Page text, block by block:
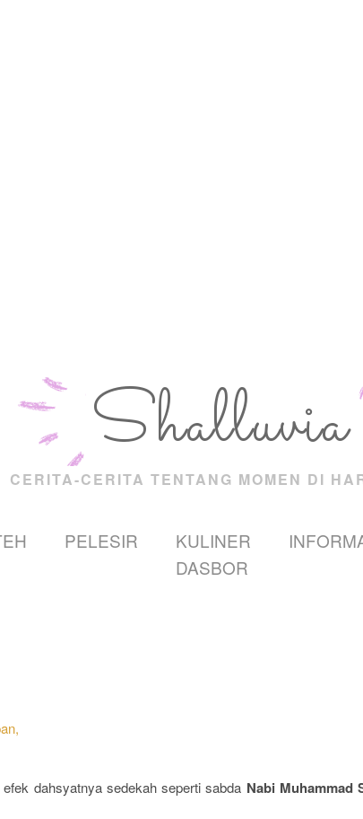
Shalluvia
CERITA-CERITA TENTANG MOMEN DI
PELESIR KULINER
DASBOR
dahsyatnya sedekah seperti sabda Nabi Muhammad